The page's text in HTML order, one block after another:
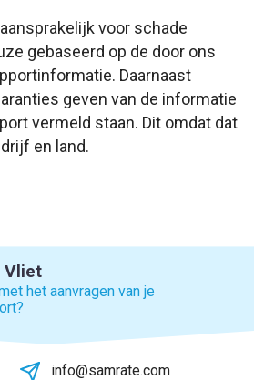
voor schade
gebaseerd op de door ons
Daarnaast
geven van de informatie
vermeld staan. Dit omdat dat
en land.
Vliet
het aanvragen van je
info@samrate.com